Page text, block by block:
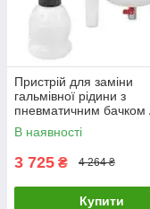
Пристрій для заміни
гальмівної рідини з
пневматичним бачком
ТП-4025 LuxPrice
В наявності
3 725 ₴ 4 264 ₴
Купити